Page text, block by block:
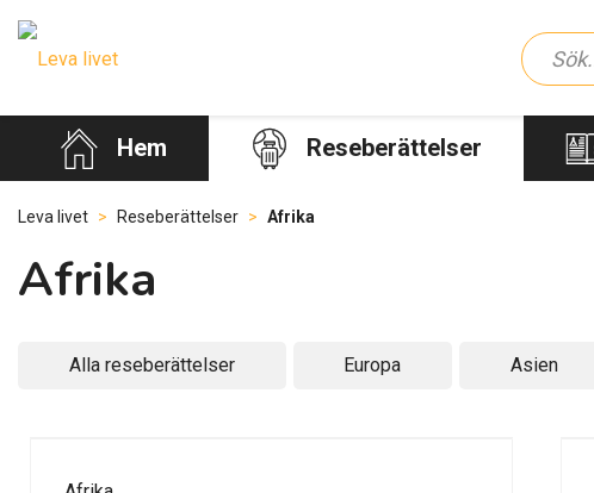
Hem Reseberättelser
Leva livet > Reseberättelser > Afrika
Afrika
Alla reseberättelser Europa Asien